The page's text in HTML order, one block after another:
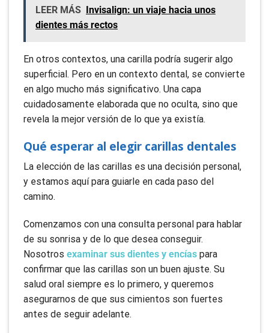
LEER MÁS Invisalign: un viaje hacia unos
dientes más rectos
En otros contextos, una carilla podría sugerir algo
superficial. Pero en un contexto dental, se convierte
en algo mucho más significativo. Una capa
cuidadosamente elaborada que no oculta, sino que
revela la mejor versión de lo que ya existía.
Qué esperar al elegir carillas dentales
La elección de las carillas es una decisión personal,
y estamos aquí para guiarle en cada paso del
camino.
Comenzamos con una consulta personal para hablar
de su sonrisa y de lo que desea conseguir.
Nosotros examinar sus dientes y encías para
confirmar que las carillas son un buen ajuste. Su
salud oral siempre es lo primero, y queremos
asegurarnos de que sus cimientos son fuertes
antes de seguir adelante.